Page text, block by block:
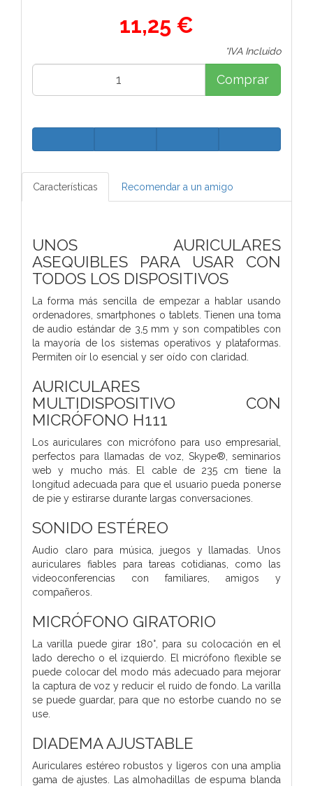
11,25 €
*IVA Incluido
Comprar
Características Recomendar a un amigo
UNOS AURICULARES
ASEQUIBLES PARA USAR CON
TODOS LOS DISPOSITIVOS
La forma más sencilla de empezar a hablar usando
ordenadores, smartphones o tablets. Tienen una toma
de audio estándar de 3,5 mm y son compatibles con
la mayoría de los sistemas operativos y plataformas.
Permiten oír lo esencial y ser oído con claridad.
AURICULARES
MULTIDISPOSITIVO CON
MICRÓFONO H111
Los auriculares con micrófono para uso empresarial,
perfectos para llamadas de voz, Skype®, seminarios
web y mucho más. El cable de 235 cm tiene la
longitud adecuada para que el usuario pueda ponerse
de pie y estirarse durante largas conversaciones.
SONIDO ESTÉREO
Audio claro para música, juegos y llamadas. Unos
auriculares fiables para tareas cotidianas, como las
videoconferencias con familiares, amigos y
compañeros.
MICRÓFONO GIRATORIO
La varilla puede girar 180°, para su colocación en el
lado derecho o el izquierdo. El micrófono flexible se
puede colocar del modo más adecuado para mejorar
la captura de voz y reducir el ruido de fondo. La varilla
se puede guardar, para que no estorbe cuando no se
use.
DIADEMA AJUSTABLE
Auriculares estéreo robustos y ligeros con una amplia
gama de ajustes. Las almohadillas de espuma blanda